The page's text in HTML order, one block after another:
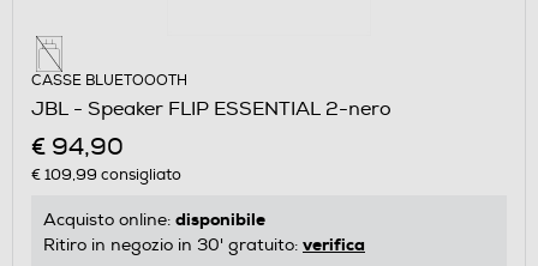
CASSE BLUETOOOTH
JBL - Speaker FLIP ESSENTIAL 2-nero
€ 94,90
€ 109,99 consigliato
Acquisto online: disponibile
Ritiro in negozio in 30' gratuito: verifica